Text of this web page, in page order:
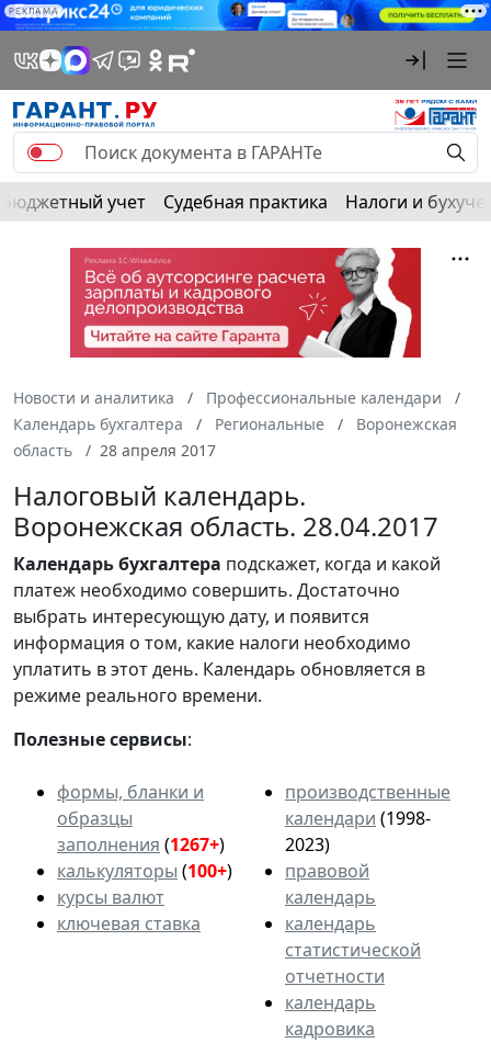
РЕКЛАМА
Бюджетный учет Судебная практика Налоги и
Новости и аналитика
Профессиональные календари
Календарь бухгалтера
Региональные
Воронежская
область
28 апреля 2017
Налоговый календарь.
Воронежская область. 28.04.2017
Календарьбухгалтера подскажет, когда и какой
платеж необходимо совершить. Достаточно
выбрать интересующую дату, и появится
информация о том, какие налоги необходимо
уплатить в этот день. Календарь обновляется в
режиме реального времени.
Полезные сервисы:
формы, бланки и
образцы
заполнения (1267+)
калькуляторы (100+)
курсы валют
ключевая ставка
производственные
календари (1998-
2023)
правовой
календарь
календарь
статистической
отчетности
календарь
кадровика